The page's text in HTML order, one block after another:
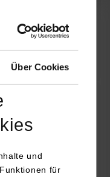
Über Cookies
und
für
–
Umfeld